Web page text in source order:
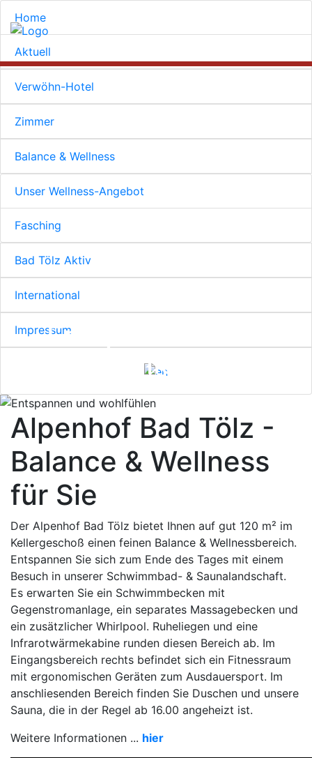
Home
Aktuell
Verwöhn-Hotel
Zimmer
Balance & Wellness
Unser Wellness-Angebot
Fasching
Bad Tölz Aktiv
International
ImpressumEntspannen und
wohlfühlen
Alpenhof Bad Tölz -
Balance & Wellness
für Sie
Der Alpenhof Bad Tölz bietet Ihnen auf gut 120 m² im
Kellergeschoß einen feinen Balance & Wellnessbereich.
Entspannen Sie sich zum Ende des Tages mit einem
Besuch in unserer Schwimmbad- & Saunalandschaft.
Es erwarten Sie ein Schwimmbecken mit
Gegenstromanlage, ein separates Massagebecken und
ein zusätzlicher Whirlpool. Ruheliegen und eine
Infrarotwärmekabine runden diesen Bereich ab. Im
Eingangsbereich rechts befindet sich ein Fitnessraum
mit ergonomischen Geräten zum Ausdauersport. Im
anschliesenden Bereich finden Sie Duschen und unsere
Sauna, die in der Regel ab 16.00 angeheizt ist.
Weitere Informationen ... hier